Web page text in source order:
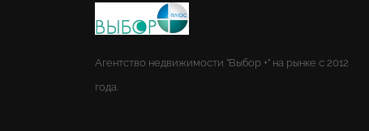
Агентство недвижимости "Выбор +" на рынке с 2012
года.